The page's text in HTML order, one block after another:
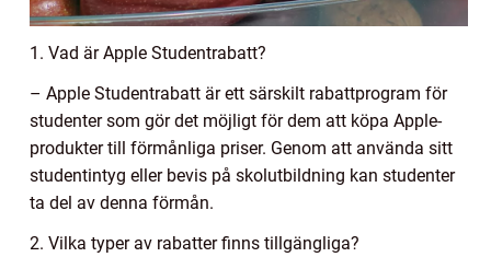
1. Vad är Apple Studentrabatt?
– Apple Studentrabatt är ett särskilt rabattprogram för
studenter som gör det möjligt för dem att köpa Apple-
produkter till förmånliga priser. Genom att använda sitt
studentintyg eller bevis på skolutbildning kan studenter
ta del av denna förmån.
2. Vilka typer av rabatter finns tillgängliga?